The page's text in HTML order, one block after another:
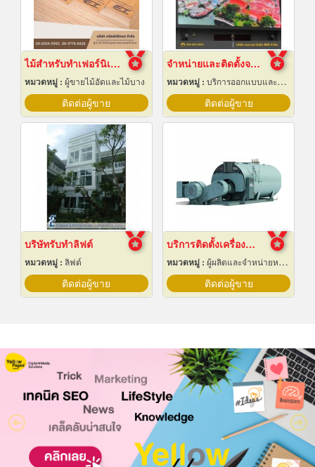
ไม้สำหรับทำเฟอร์นิเจอร์
หมวดหมู่ : ผู้ขายไม้อัดและไม้บาง
ติดต่อผู้ขาย
จำหน่ายและติดตั้งจอ LED Display Outdoor
หมวดหมู่ : บริการออกแบบและจัดทำป้ายโฆษณา 24 ชม.
ติดต่อผู้ขาย
บริษัทรับทำลิฟต์
หมวดหมู่ : ลิฟต์
ติดต่อผู้ขาย
บริการติดตั้งเครื่องกำเนิดไอน้ำ
หมวดหมู่ : ผู้ผลิตและจำหน่ายหม้อน้ำทางอุตสาหกรรม
ติดต่อผู้ขาย